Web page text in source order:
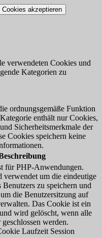
Cookies akzeptieren
verwendeten Cookies und
Kategorien zu
ordnungsgemäße Funktion
enthält nur Cookies,
Sicherheitsmerkmale der
Cookies speichern keine
für PHP-Anwendungen.
verwendet um die eindeutige
Benutzers zu speichern und
die Benutzersitzung auf
Das Cookie ist ein
wird gelöscht, wenn alle
werden.
Laufzeit Session